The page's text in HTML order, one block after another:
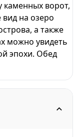
каменных ворот,
на озеро
а также
можно увидеть
эпохи. Обед